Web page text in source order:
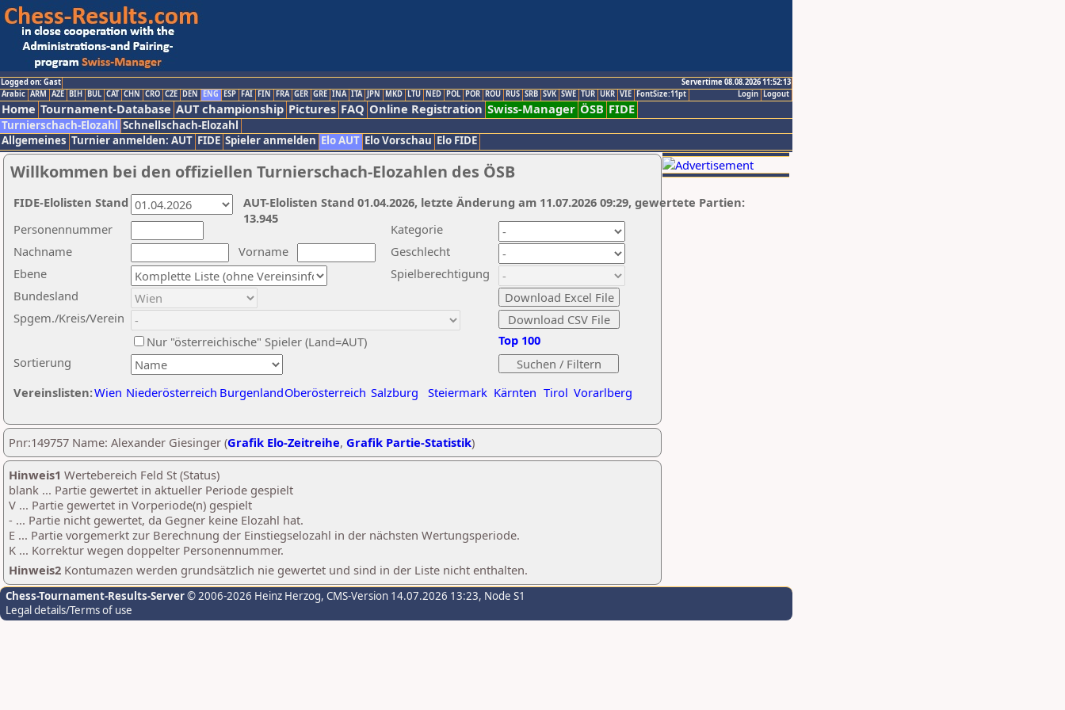
Logged on: Gast
Servertime 08.08.2026 11:52:13
Logout
Login
Arabic ARM AZE BIH BUL CAT CHN CRO CZE DEN ENG ESP FAI FIN FRA GER GRE INA ITA JPN MKD LTU NED POL POR ROU RUS SRB SVK SWE TUR UKR VIE FontSize:11pt
Home Tournament-Database AUT championship Pictures FAQ Online Registration Swiss-Manager ÖSB FIDE
Turnierschach-Elozahl Schnellschach-Elozahl
Allgemeines Turnier anmelden: AUT FIDE Spieler anmelden Elo AUT Elo Vorschau Elo FIDE
Willkommen bei den offiziellen Turnierschach-Elozahlen des ÖSB
Nachname
Vorname
Ebene
Kategorie
Sortierung
Personennummer
Bundesland
Spgem./Kreis/Verein
Geschlecht
Nur "österreichische" Spieler (Land=AUT)
Spielberechtigung
Vereinslisten:Wien Niederösterreich BurgenlandOberösterreich Salzburg Steiermark Kärnten Tirol Vorarlberg
Top 100
AUT-Elolisten Stand 01.04.2026, letzte Änderung am 11.07.2026 09:29, gewertete Partien:
13.945
FIDE-Elolisten Stand
Pnr:149757 Name: Alexander Giesinger (Grafik Elo-Zeitreihe, Grafik Partie-Statistik)
Hinweis1 Wertebereich Feld St (Status)
blank ... Partie gewertet in aktueller Periode gespielt
V ... Partie gewertet in Vorperiode(n) gespielt
- ... Partie nicht gewertet, da Gegner keine Elozahl hat.
E ... Partie vorgemerkt zur Berechnung der Einstiegselozahl in der nächsten Wertungsperiode.
K ... Korrektur wegen doppelter Personennummer.
Hinweis2 Kontumazen werden grundsätzlich nie gewertet und sind in der Liste nicht enthalten.
Chess-Tournament-Results-Server© 2006-2026 Heinz Herzog, CMS-Version 14.07.2026 13:23, Node S1
Legal details/Terms of use